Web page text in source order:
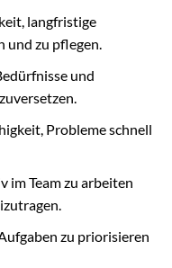
langfristige
und zu pflegen.
und
Probleme schnell
im Team zu arbeiten
zu priorisieren